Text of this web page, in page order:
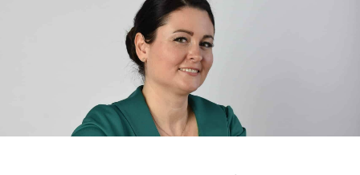
alkalmazásának oktatása, a gyermekek, a nők és a
férfiak egészségének megőrzése és helyreállítása.
HÍRLEVÉL